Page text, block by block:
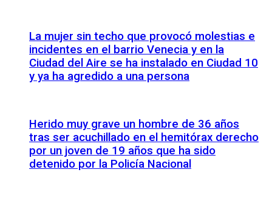
La mujer sin techo que provocó molestias e
incidentes en el barrio Venecia y en la
Ciudad del Aire se ha instalado en Ciudad 10
y ya ha agredido a una persona
Herido muy grave un hombre de 36 años
tras ser acuchillado en el hemitórax derecho
por un joven de 19 años que ha sido
detenido por la Policía Nacional